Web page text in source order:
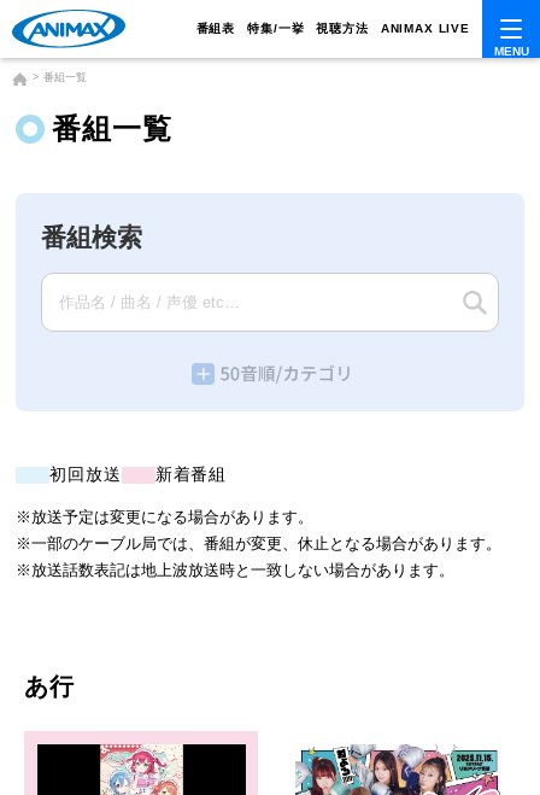
番組表 特集/一挙 視聴方法 ANIMAX LIVE
番組一覧
番組一覧
番組検索
初回放送 新着番組
※放送予定は変更になる場合があります。
※一部のケーブル局では、番組が変更、休止となる場合があります。
※放送話数表記は地上波放送時と一致しない場合があります。
あ行